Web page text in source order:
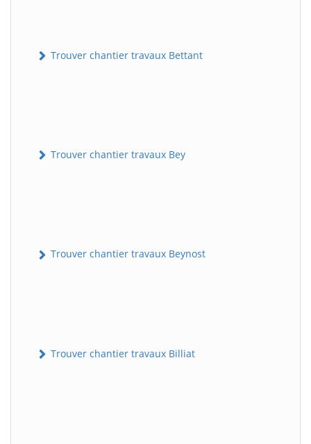
Trouver chantier travaux Bettant
Trouver chantier travaux Bey
Trouver chantier travaux Beynost
Trouver chantier travaux Billiat